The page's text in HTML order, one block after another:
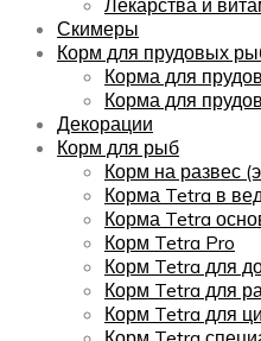
Скимеры
Корм для прудовых
Корма для
Корма для
Декорации
Корм для рыб
Корм на развес
Корма Tetra в
Корма Tetra
Корм Tetra Pro
Корм Tetra для
Корм Tetra для
Корм Tetra для